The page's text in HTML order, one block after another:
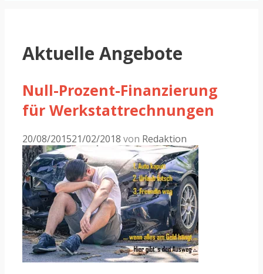
Aktuelle Angebote
Null-Prozent-Finanzierung
für Werkstattrechnungen
20/08/201521/02/2018 von Redaktion